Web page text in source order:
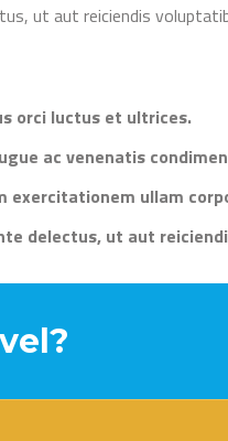
ut aut reiciendis
orci luctus et ultrices.
ac venenatis
exercitationem ullam
delectus, ut aut